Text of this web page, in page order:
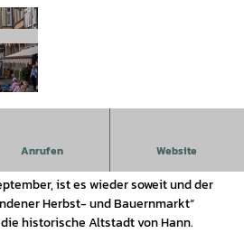
|CC-BY
Anrufen Website
Direkterzeuger, Händler und
ist es wieder soweit und der
Herbst- und Bauernmarkt“
die historische Altstadt von Hann.